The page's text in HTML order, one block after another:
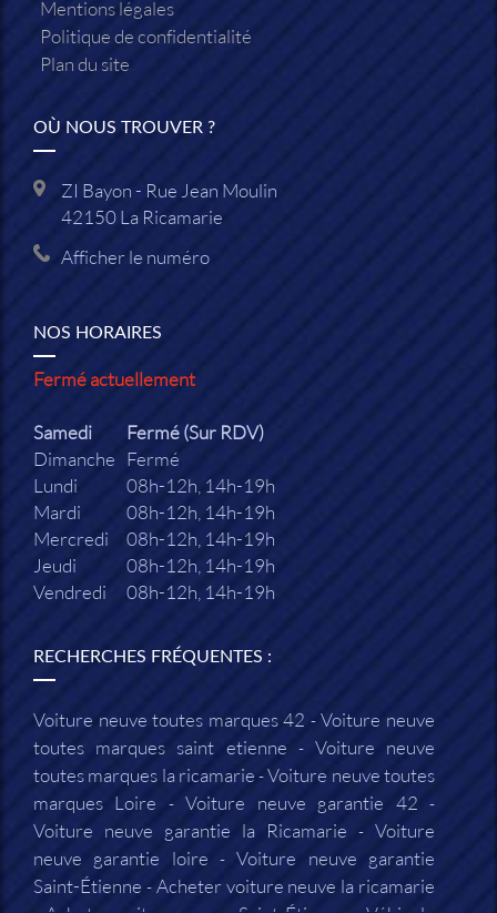
Mentions légales
Politique de confidentialité
Plan du site
OÙ NOUS TROUVER ?
ZI Bayon - Rue Jean Moulin
42150La Ricamarie
Afficher le numéro
NOS HORAIRES
Fermé actuellement
Samedi
Fermé (Sur RDV)
Dimanche Fermé
Lundi
08h-12h, 14h-19h
Mardi
08h-12h, 14h-19h
Mercredi
08h-12h, 14h-19h
Jeudi
08h-12h, 14h-19h
Vendredi
08h-12h, 14h-19h
RECHERCHES FRÉQUENTES :
Voiture neuve toutes marques 42
Voiture neuve
toutes marques saint etienne
Voiture neuve
toutes marques la ricamarie Voiture neuve toutes
marques Loire
Voiture neuve garantie 42
Voiture neuve garantie la Ricamarie
Voiture
neuve garantie loire
Voiture neuve garantie
Saint-Étienne
Acheter voiture neuve la ricamarie